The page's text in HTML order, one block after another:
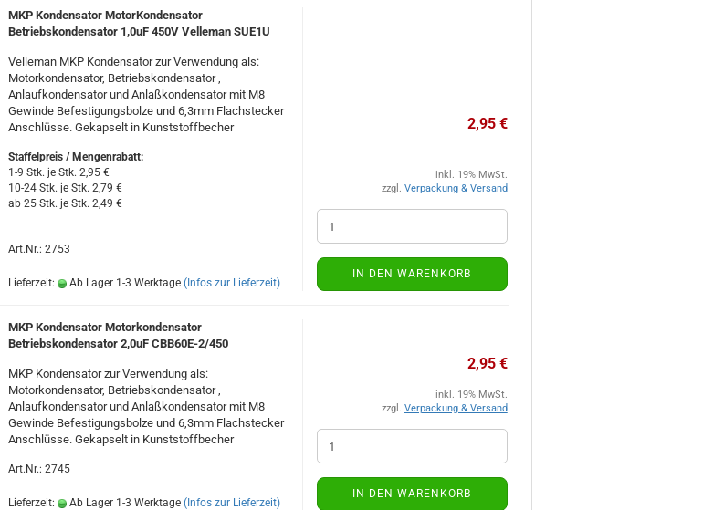
MKP Kondensator MotorKondensator
Betriebskondensator 1,0uF 450V Velleman SUE1U
Velleman MKP Kondensator zur Verwendung als:
Motorkondensator, Betriebskondensator ,
Anlaufkondensator und Anlaßkondensator mit M8
Gewinde Befestigungsbolze und 6,3mm Flachstecker
Anschlüsse. Gekapselt in Kunststoffbecher
Staffelpreis / Mengenrabatt:
1-9 Stk. je Stk. 2,95 €
10-24 Stk. je Stk. 2,79 €
ab 25 Stk. je Stk. 2,49 €
Art.Nr.: 2753
Lieferzeit: Ab Lager 1-3 Werktage (Infos zur Lieferzeit)
2,95 €
inkl. 19% MwSt.
zzgl. Verpackung & Versand
IN DEN WARENKORB
MKP Kondensator Motorkondensator
Betriebskondensator 2,0uF CBB60E-2/450
MKP Kondensator zur Verwendung als:
Motorkondensator, Betriebskondensator ,
Anlaufkondensator und Anlaßkondensator mit M8
Gewinde Befestigungsbolze und 6,3mm Flachstecker
Anschlüsse. Gekapselt in Kunststoffbecher
Art.Nr.: 2745
Lieferzeit: Ab Lager 1-3 Werktage (Infos zur Lieferzeit)
2,95 €
inkl. 19% MwSt.
zzgl. Verpackung & Versand
IN DEN WARENKORB